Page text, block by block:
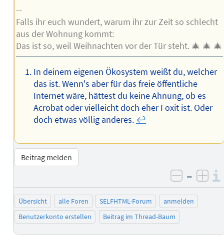
--
Falls ihr euch wundert, warum ihr zur Zeit so schlecht
aus der Wohnung kommt:
Das ist so, weil Weihnachten vor der Tür steht. 🎄 🎄 🎄
In deinem eigenen Ökosystem weißt du, welcher
das ist. Wenn's aber für das freie öffentliche
Internet wäre, hättest du keine Ahnung, ob es
Acrobat oder vielleicht doch eher Foxit ist. Oder
doch etwas völlig anderes. ↩︎
Beitrag melden
negativ
–
Übersicht alle Foren SELFHTML-Forum
anmelden
Benutzerkonto erstellen
Beitrag im Thread-Baum